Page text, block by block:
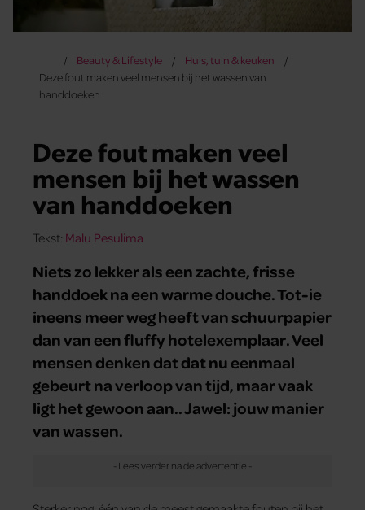
Beauty & Lifestyle
Huis, tuin & keuken
Deze fout maken veel mensen bij het wassen van
handdoeken
Deze fout maken veel
mensen bij het wassen
van handdoeken
Tekst: Malu Pesulima
Niets zo lekker als een zachte, frisse
handdoek na een warme douche. Tot-ie
ineens meer weg heeft van schuurpapier
dan van een fluffy hotelexemplaar. Veel
mensen denken dat dat nu eenmaal
gebeurt na verloop van tijd, maar vaak
ligt het gewoon aan.. Jawel: jouw manier
van wassen.